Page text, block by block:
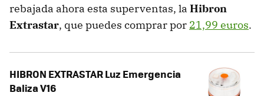
rebajada ahora esta superventas, la Hibron
Extrastar, que puedes comprar por 21,99 euros.
HIBRON EXTRASTAR Luz Emergencia
Baliza V16